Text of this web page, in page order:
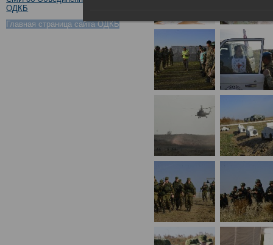
ОДКБ
Главная страница сайта ОДКБ